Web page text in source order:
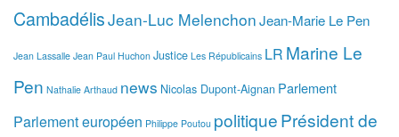
CambadélisJean-Luc MelenchonJean-Marie Le Pen
Jean Lassalle Jean Paul Huchon Justice Les Républicains LR Marine Le
Pen Nathalie Arthaud news Nicolas Dupont-Aignan Parlement
Parlement européen Philippe Poutou politiquePrésident de